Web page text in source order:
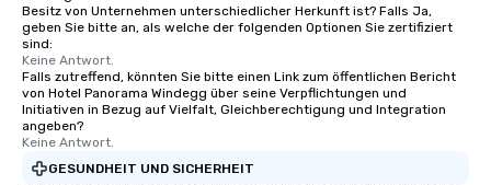
Besitz von Unternehmen unterschiedlicher Herkunft ist? Falls Ja,
geben Sie bitte an, als welche der folgenden Optionen Sie zertifiziert
sind:
Keine Antwort.
Falls zutreffend, könnten Sie bitte einen Link zum öffentlichen Bericht
von Hotel Panorama Windegg über seine Verpflichtungen und
Initiativen in Bezug auf Vielfalt, Gleichberechtigung und Integration
angeben?
Keine Antwort.
GESUNDHEIT UND SICHERHEIT